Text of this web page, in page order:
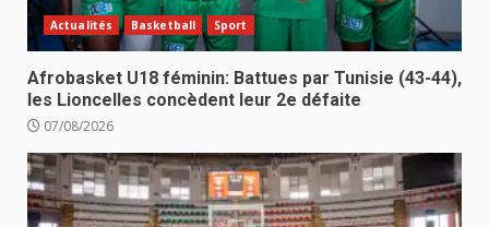
Actualités Basketball Sport
Afrobasket U18 féminin: Battues par Tunisie (43-44),
les Lioncelles concèdent leur 2e défaite
07/08/2026